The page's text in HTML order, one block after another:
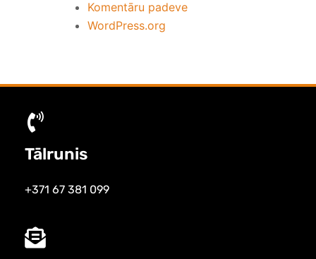
Komentāru padeve
WordPress.org
Tālrunis
+371 67 381 099